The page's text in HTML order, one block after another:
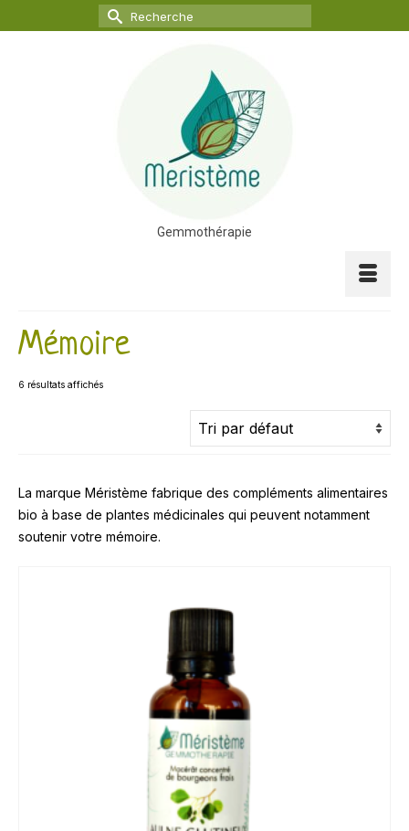
Rechercher :
Gemmothérapie
Mémoire
6 résultats affichés
La marque Méristème fabrique des compléments alimentaires
bio à base de plantes médicinales qui peuvent notamment
soutenir votre mémoire.